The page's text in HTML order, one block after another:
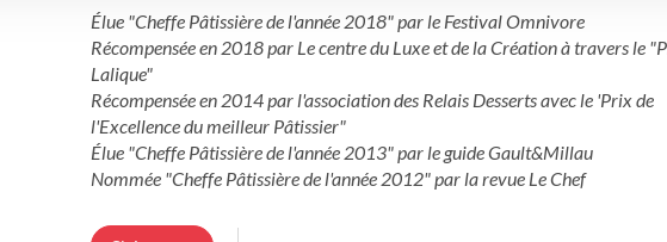
Élue "Cheffe Pâtissière de l'année 2018" par le Festival Omnivore
Récompensée en 2018 par Le centre du Luxe et de la Création à travers le
Lalique"
Récompensée en 2014 par l'association des Relais Desserts avec le 'Prix de
l'Excellence du meilleur Pâtissier"
Élue "Cheffe Pâtissière de l'année 2013" par le guide Gault&Millau
Nommée "Cheffe Pâtissière de l'année 2012" par la revue Le Chef